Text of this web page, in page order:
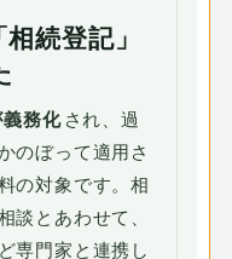
続登記」
務化 され、過
のぼって適用さ
の対象です。相
談とあわせて、
専門家と連携し